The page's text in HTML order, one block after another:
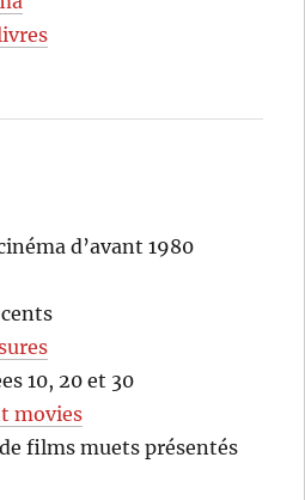
d’avant 1980
10, 20 et 30
movies
films muets présentés